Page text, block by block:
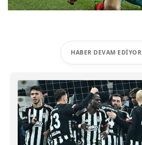
HABER DEVAM EDIYOR